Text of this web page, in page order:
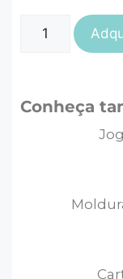
Conheça